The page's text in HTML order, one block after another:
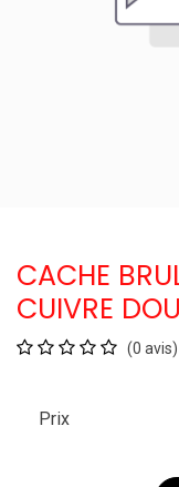
CACHE
CUIVRE
(0 avis)
Prix